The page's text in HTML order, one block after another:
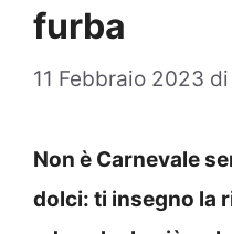
furba
11 Febbraio 2023 di
Non è Carnevale
dolci: ti insegno la